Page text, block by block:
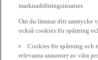
marknadsföringsinsatser.
Om du lämnar ditt samtycke
också cookies för spårning
Cookies för spårning och
relevanta annonser av våra